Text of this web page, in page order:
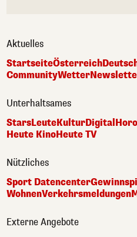
Aktuelles
StartseiteÖsterreich
CommunityWetter
Unterhaltsames
StarsLeuteKulturDigital
Heute KinoHeute TV
Nützliches
Sport Datencenter
WohnenVerkehrsmeldungen
Externe Angebote